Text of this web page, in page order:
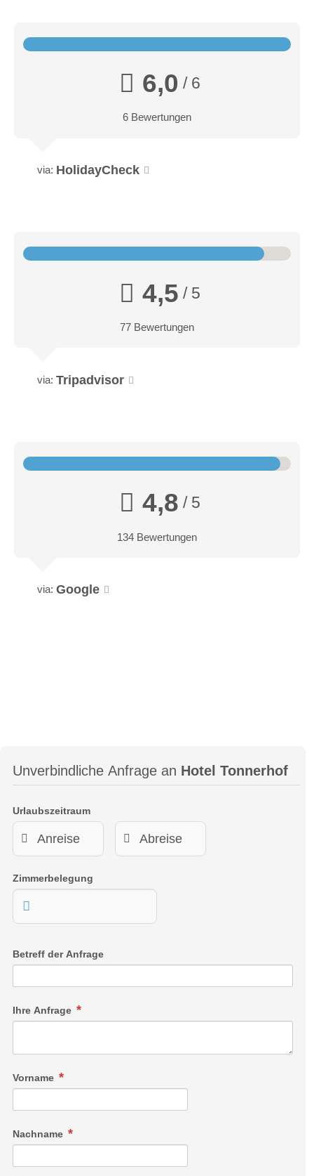
6,0 / 6
6 Bewertungen
via: HolidayCheck
4,5 / 5
77 Bewertungen
via: Tripadvisor
4,8 / 5
134 Bewertungen
via: Google
Unverbindliche Anfrage an Hotel Tonnerhof
Urlaubszeitraum
Zimmerbelegung
Betreff der Anfrage
Ihre Anfrage
Vorname
Nachname